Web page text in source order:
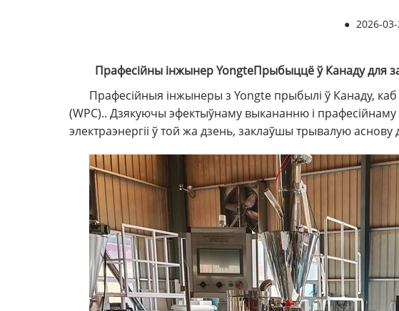
● 2026-
Прафесійны інжынер YongteПрыбыццё ў Канаду для
Прафесійныя інжынеры з Yongte прыбылі ў Канаду,
(WPC).. Дзякуючы эфектыўнаму выкананню і
электраэнергіі ў той жа дзень, заклаўшы трывалую аснову